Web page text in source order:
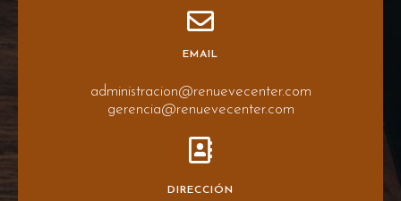
EMAIL
administracion@renuevecenter.com
gerencia@renuevecenter.com
DIRECCIÓN